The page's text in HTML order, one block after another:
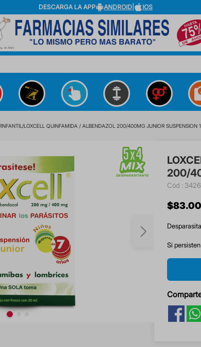
DESCARGA LA APP ANDROID IOS
INFANTIL LOXCELL QUINFAMIDA / ALBENDAZOL 200/400MG JUNIOR SUSPENSION
200/
: 3426
$83.00
Si